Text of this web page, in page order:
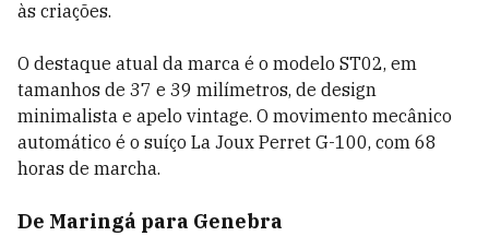
às criações.
O destaque atual da marca é o modelo ST02, em
tamanhos de 37 e 39 milímetros, de design
minimalista e apelo vintage. O movimento mecânico
automático é o suíço La Joux Perret G-100, com 68
horas de marcha.
De Maringá para Genebra